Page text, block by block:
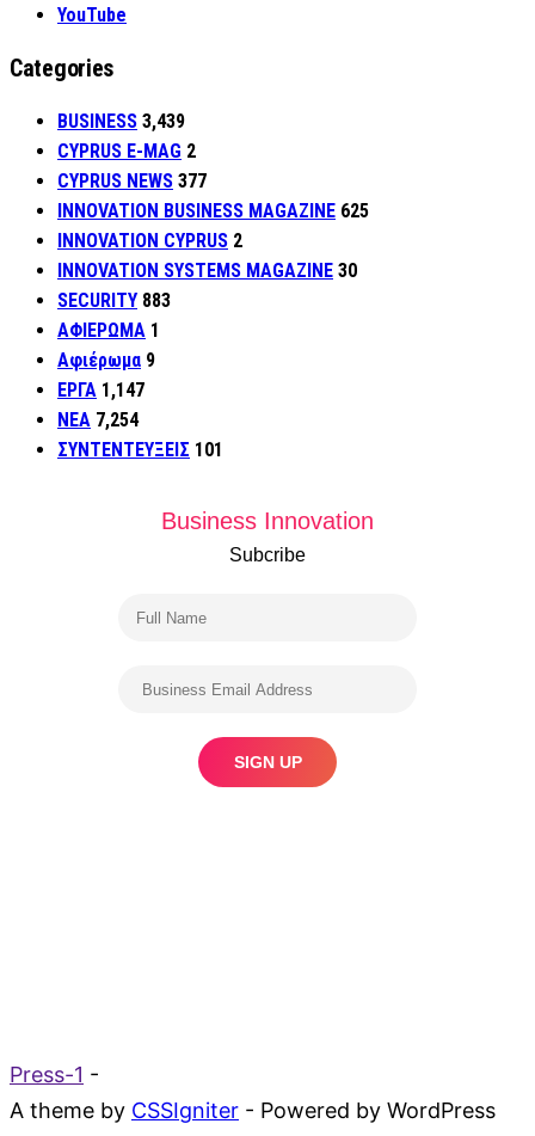
YouTube
Categories
BUSINESS 3,439
CYPRUS E-MAG 2
CYPRUS NEWS 377
INNOVATION BUSINESS MAGAZINE 625
INNOVATION CYPRUS 2
INNOVATION SYSTEMS MAGAZINE 30
SECURITY 883
ΑΦΙΕΡΩΜΑ 1
Αφιέρωμα 9
ΕΡΓΑ 1,147
ΝΕΑ 7,254
ΣΥΝΤΕΝΤΕΥΞΕΙΣ 101
Business Innovation
Subcribe
Press-1 -
A theme by CSSIgniter - Powered by WordPress